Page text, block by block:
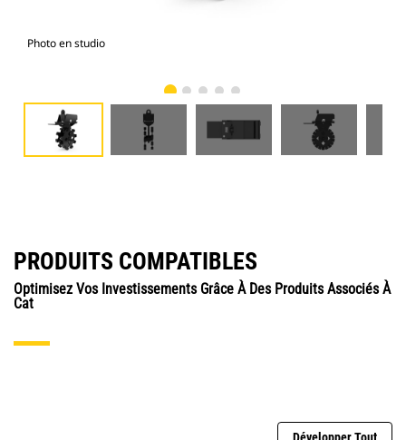
Photo en studio
PRODUITS COMPATIBLES
Optimisez Vos Investissements Grâce À Des Produits Associés À
Cat